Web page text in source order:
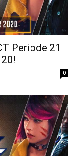
Periode 21
0